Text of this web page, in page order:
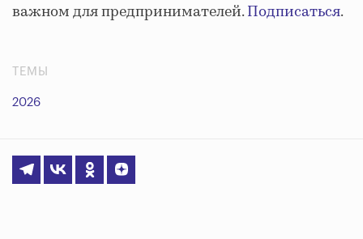
важном для предпринимателей.Подписаться.
ТЕМЫ
2026